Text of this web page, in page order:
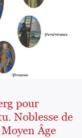
pour
Noblesse de
Âge